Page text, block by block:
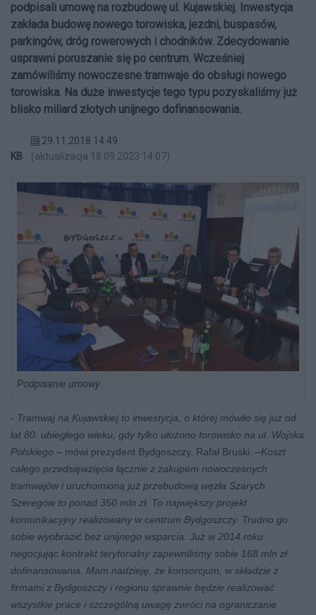
podpisali umowę na rozbudowę ul. Kujawskiej. Inwestycja
zakłada budowę nowego torowiska, jezdni, buspasów,
parkingów, dróg rowerowych i chodników. Zdecydowanie
usprawni poruszanie się po centrum. Wcześniej
zamówiliśmy nowoczesne tramwaje do obsługi nowego
torowiska. Na duże inwestycje tego typu pozyskaliśmy już
blisko miliard złotych unijnego dofinansowania.
KB
29.11.2018 14:49
(aktualizacja 18.09.2023 14:07)
Podpisanie umowy
- Tramwaj na Kujawskiej to inwestycja, o której mówiło się już od
lat 80. ubiegłego wieku, gdy tylko ułożono torowisko na ul. Wojska
Polskiego – mówi prezydent Bydgoszczy, Rafał Bruski. –Koszt
całego przedsięwzięcia łącznie z zakupem nowoczesnych
tramwajów i uruchomioną już przebudową węzła Szarych
Szeregów to ponad 350 mln zł. To największy projekt
komunikacyjny realizowany w centrum Bydgoszczy. Trudno go
sobie wyobrazić bez unijnego wsparcia. Już w 2014 roku
negocjując kontrakt terytorialny zapewniliśmy sobie 168 mln zł
dofinansowania. Mam nadzieję, że konsorcjum, w składzie z
firmami z Bydgoszczy i regionu sprawnie będzie realizować
wszystkie prace i szczególną uwagę zwróci na ograniczanie